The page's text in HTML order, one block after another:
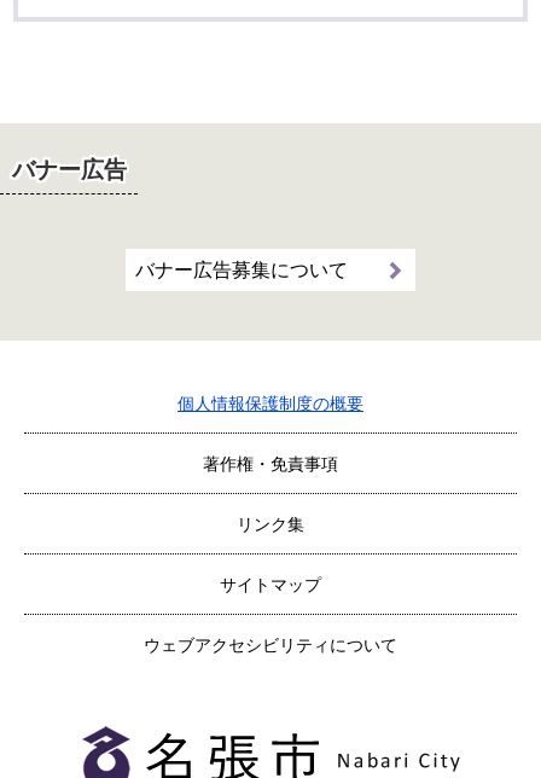
バナー広告
バナー広告募集について
個人情報保護制度の概要
著作権・免責事項
リンク集
サイトマップ
ウェブアクセシビリティについて